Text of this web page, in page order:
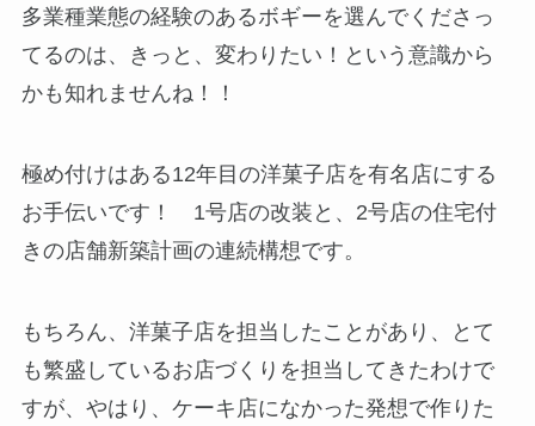
多業種業態の経験のあるボギーを選んでくださっ
てるのは、きっと、変わりたい！という意識から
かも知れませんね！！
極め付けはある12年目の洋菓子店を有名店にする
お手伝いです！ 1号店の改装と、2号店の住宅付
きの店舗新築計画の連続構想です。
もちろん、洋菓子店を担当したことがあり、とて
も繁盛しているお店づくりを担当してきたわけで
すが、やはり、ケーキ店になかった発想で作りた